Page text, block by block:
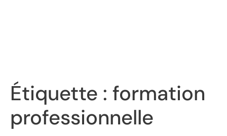
Étiquette : formation
professionnelle